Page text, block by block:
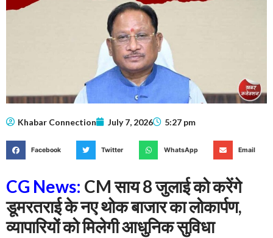
Khabar Connection July 7, 2026 5:27 pm
Facebook Twitter WhatsApp Email
CG News: CM साय 8 जुलाई को करेंगे
डूमरतराई के नए थोक बाजार का लोकार्पण,
व्यापारियों को मिलेगी आधुनिक सुविधा